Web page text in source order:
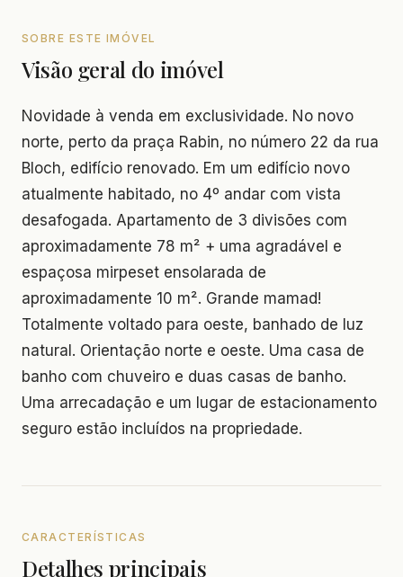
SOBRE ESTE IMÓVEL
Visão geral do imóvel
Novidade à venda em exclusividade. No novo
norte, perto da praça Rabin, no número 22 da rua
Bloch, edifício renovado. Em um edifício novo
atualmente habitado, no 4º andar com vista
desafogada. Apartamento de 3 divisões com
aproximadamente 78 m² + uma agradável e
espaçosa mirpeset ensolarada de
aproximadamente 10 m². Grande mamad!
Totalmente voltado para oeste, banhado de luz
natural. Orientação norte e oeste. Uma casa de
banho com chuveiro e duas casas de banho.
Uma arrecadação e um lugar de estacionamento
seguro estão incluídos na propriedade.
CARACTERÍSTICAS
Detalhes principais